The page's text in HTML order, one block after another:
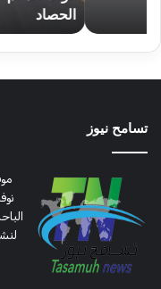
تسامح نيوز